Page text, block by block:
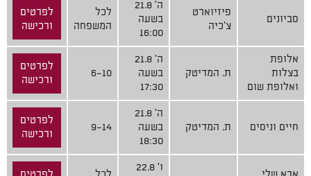
סביונים
פיזיוארט
צ'כיה
ה' 21.8
בשעה
16:00
לכל
המשפחה
לפרטים
ורכישה
אלופת
בצלות
ואלופת שום
ת. המדיטק
ה' 21.8
בשעה
17:30
6-10
לפרטים
ורכישה
חיים וניסים ת. המדיטק
ה' 21.8
בשעה
18:30
9-14
לפרטים
ורכישה
ו' 22.8